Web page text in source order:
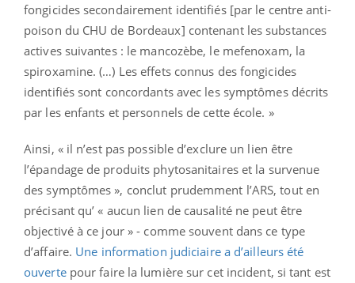
fongicides secondairement identifiés [par le centre anti-
poison du CHU de Bordeaux] contenant les substances
actives suivantes : le mancozèbe, le mefenoxam, la
spiroxamine. (…) Les effets connus des fongicides
identifiés sont concordants avec les symptômes décrits
par les enfants et personnels de cette école. »
Ainsi, « il n’est pas possible d’exclure un lien être
l’épandage de produits phytosanitaires et la survenue
des symptômes », conclut prudemment l’ARS, tout en
précisant qu’ « aucun lien de causalité ne peut être
objectivé à ce jour » - comme souvent dans ce type
d’affaire. Une information judiciaire a d’ailleurs été
ouvertepour faire la lumière sur cet incident, si tant est